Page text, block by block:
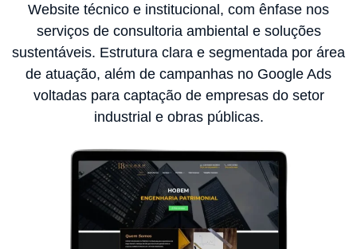
Website técnico e institucional, com ênfase nos
serviços de consultoria ambiental e soluções
sustentáveis. Estrutura clara e segmentada por área
de atuação, além de campanhas no Google Ads
voltadas para captação de empresas do setor
industrial e obras públicas.